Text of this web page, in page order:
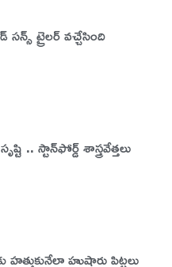
ట్రైలర్ వచ్చేసింది
.. స్టాన్‌ఫోర్డ్‌ శాస్త్రవేత్తలు
హుషారు పిట్టలు